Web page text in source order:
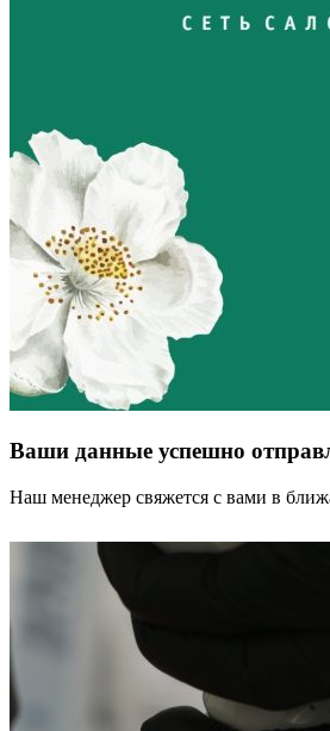
Ваши данные успешно
Наш менеджер свяжется с вами в